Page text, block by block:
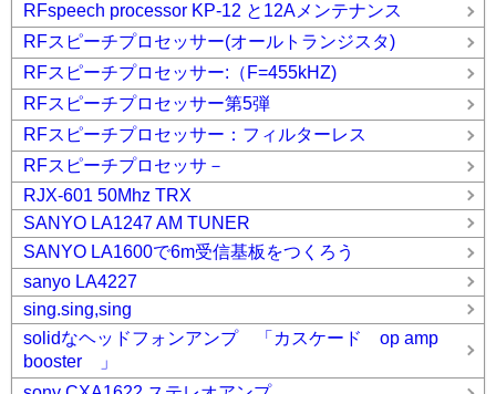
RFspeech processor KP-12 と12Aメンテナンス
RFスピーチプロセッサー(オールトランジスタ)
RFスピーチプロセッサー:（F=455kHZ)
RFスピーチプロセッサー第5弾
RFスピーチプロセッサー：フィルターレス
RFスピーチプロセッサ－
RJX-601 50Mhz TRX
SANYO LA1247 AM TUNER
SANYO LA1600で6m受信基板をつくろう
sanyo LA4227
sing.sing,sing
solidなヘッドフォンアンプ 「カスケード op amp
booster 」